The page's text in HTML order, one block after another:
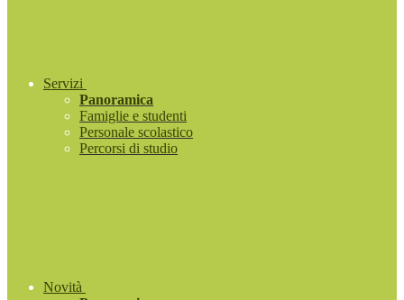
Servizi
Panoramica
Famiglie e studenti
Personale scolastico
Percorsi di studio
Novità